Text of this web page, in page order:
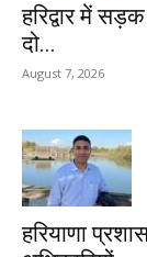
हरिद्वार में
दो...
August 7, 2026
हरियाणा